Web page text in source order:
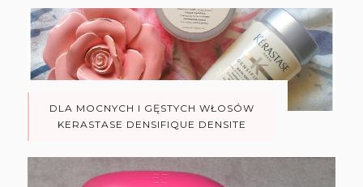
DLA MOCNYCH I GĘSTYCH WŁOSÓW
KERASTASE DENSIFIQUE DENSITE